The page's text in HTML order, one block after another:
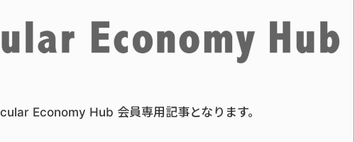
Economy Hub 会員専用記事となります。